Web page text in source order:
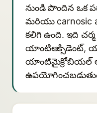
నుండి పొందిన ఒక
మరియు carnosic
కలిగి ఉంది. ఇది చర్మ
యాంటిఆక్సిడెంట్,
యాంటిమైక్రోబియల్